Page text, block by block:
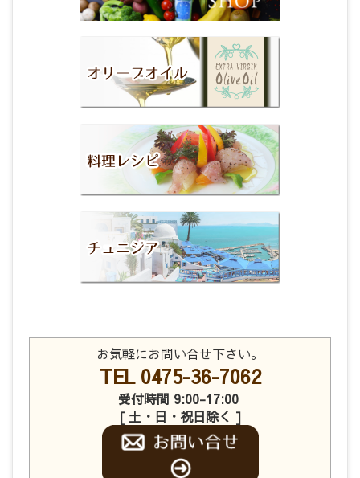
お気軽にお問い合せ下さい。
TEL 0475-36-7062
受付時間 9:00-17:00
[ 土・日・祝日除く ]